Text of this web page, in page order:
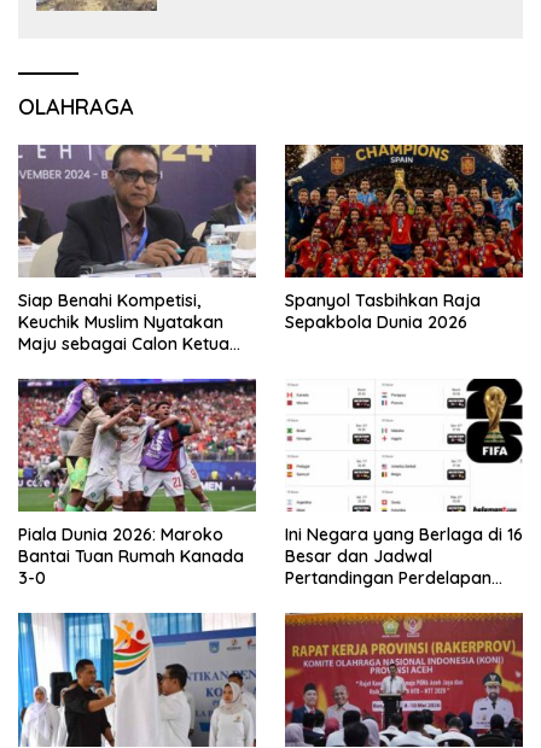
OLAHRAGA
Siap Benahi Kompetisi,
Keuchik Muslim Nyatakan
Maju sebagai Calon Ketua
Spanyol Tasbihkan Raja
Sepakbola Dunia 2026
Piala Dunia 2026: Maroko
Bantai Tuan Rumah Kanada
3-0
Ini Negara yang Berlaga di 16
Besar dan Jadwal
Pertandingan Perdelapan